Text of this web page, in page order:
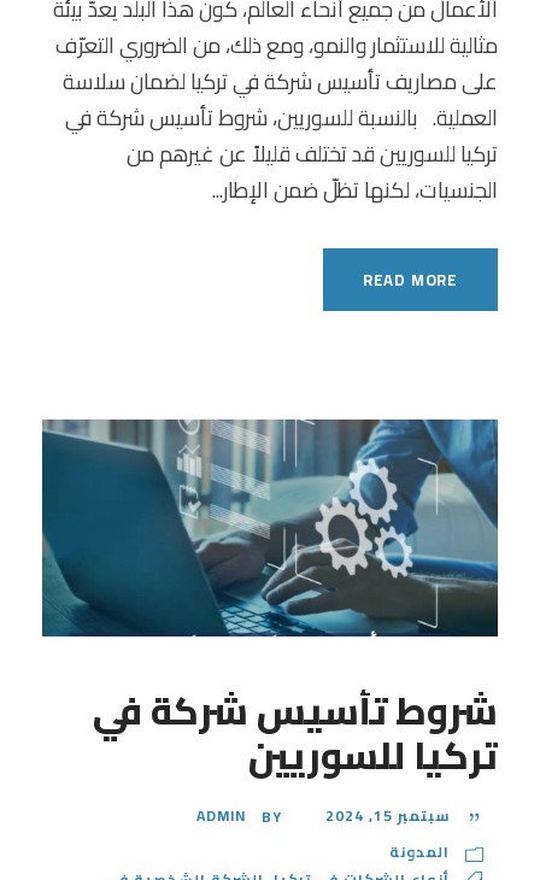
الأعمال من جميع أنحاء العالم، كون هذا البلد يعدّ بيئة
مثالية للاستثمار والنمو، ومع ذلك، من الضروري التعرّف
على مصاريف تأسيس شركة في تركيا لضمان سلاسة
العملية. بالنسبة للسوريين، شروط تأسيس شركة في
تركيا للسوريين قد تختلف قليلاً عن غيرهم من
الجنسيات، لكنها تظلّ ضمن الإطار...
READ MORE
شروط تأسيس شركة في
تركيا للسوريين
سبتمبر 15, 2024 BY
ADMIN
المدونة